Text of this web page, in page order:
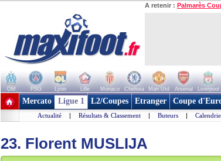
A retenir : Palmarès
OM PSG Lyon Lille Monaco Chelsea Man Utd Arsenal Liverpool
+ de clubs
Mercato Ligue 1 L2/Coupes Etranger Coupe
Actualité | Résultats & Classement | Buteurs |
23. Florent MUSLIJA